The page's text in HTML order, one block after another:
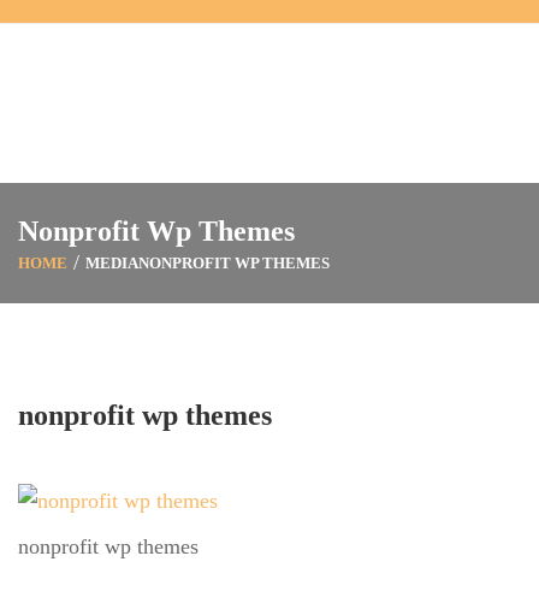
Nonprofit Wp Themes
HOME MEDIANONPROFIT WP THEMES
nonprofit wp themes
nonprofit wp themes